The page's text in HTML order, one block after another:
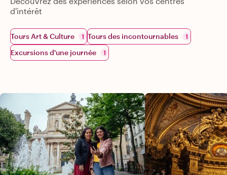
d'intérêt
Tours Art & Culture 1 Tours des incontournables 1
Excursions d'une journée 1